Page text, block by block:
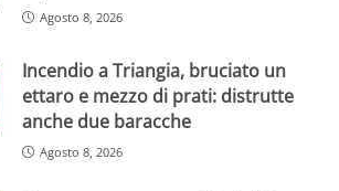
Agosto 8, 2026
Incendio a Triangia, bruciato un
ettaro e mezzo di prati: distrutte
anche due baracche
Agosto 8, 2026